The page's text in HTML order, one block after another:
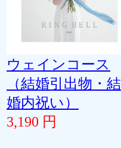
ウェインコース
（結婚引出物・結
婚内祝い）
3,190 円